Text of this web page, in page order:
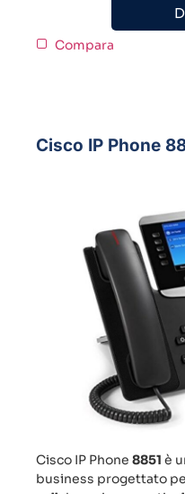
Compara
Cisco IP Phone
Cisco IP Phone 8851 è
business progettato